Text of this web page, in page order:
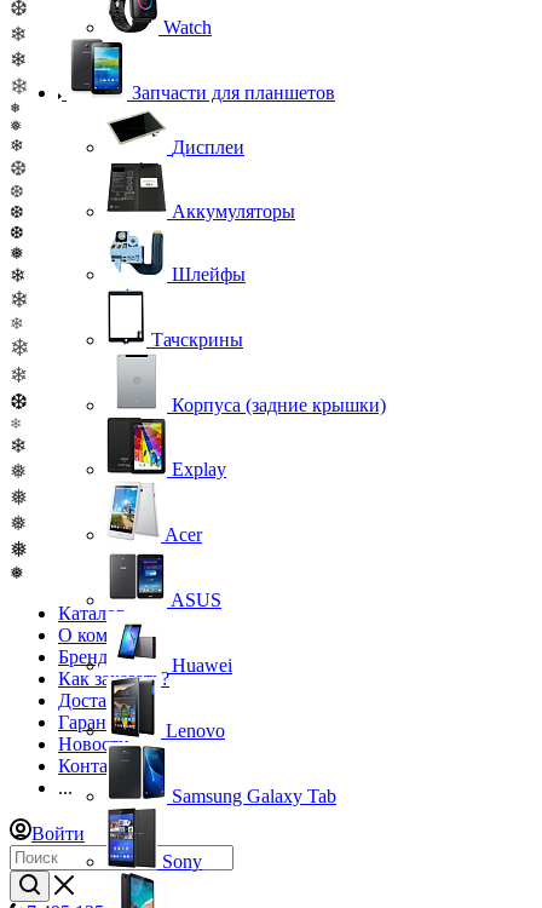
❆
❄
❄
❄
❅
❅
❄
❆
❆
❆
❆
❅
❄
❄
❄
❄
❄
❆
❄
❄
❅
❅
❅
❅
❅
Каталог
О компании
Бренды
Как заказать?
Доставка
Гарантия
Новости
Контакты
...
Войти
Watch
Запчасти для планшетов
Дисплеи
Аккумуляторы
Шлейфы
Тачскрины
Корпуса (задние крышки)
Explay
Acer
ASUS
Huawei
Lenovo
Samsung Galaxy Tab
Sony